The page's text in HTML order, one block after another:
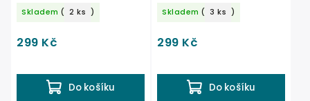
Skladem ( 2 ks )
299 Kč
Do košíku
Skladem ( 3 ks )
299 Kč
Do košíku